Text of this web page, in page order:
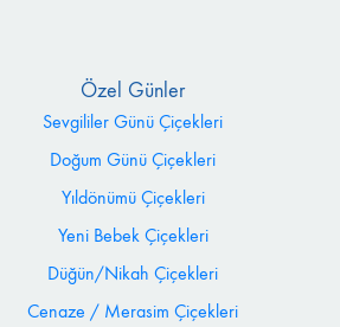
Özel Günler
Sevgililer Günü Çiçekleri
Doğum Günü Çiçekleri
Yıldönümü Çiçekleri
Yeni Bebek Çiçekleri
Düğün/Nikah Çiçekleri
Cenaze / Merasim Çiçekleri